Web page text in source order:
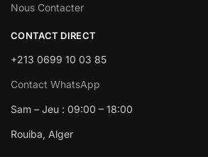
Nous Contacter
CONTACT DIRECT
+213 0699 10 03 85
Contact WhatsApp
Sam – Jeu : 09:00 – 18:00
Rouiba, Alger